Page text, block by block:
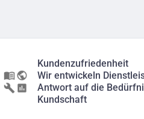
Kundenzufriedenheit
Wir entwickeln
Antwort auf die
Kundschaft